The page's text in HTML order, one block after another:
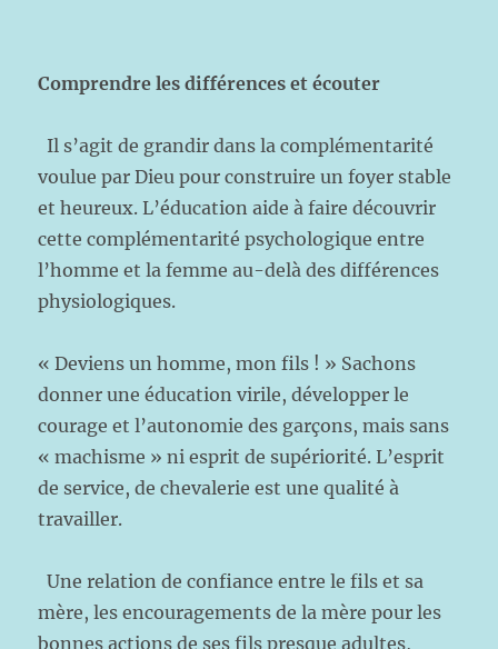
Comprendre les différences et écouter
Il s’agit de grandir dans la complémentarité
voulue par Dieu pour construire un foyer stable
et heureux. L’éducation aide à faire découvrir
cette complémentarité psychologique entre
l’homme et la femme au-delà des différences
physiologiques.
« Deviens un homme, mon fils ! » Sachons
donner une éducation virile, développer le
courage et l’autonomie des garçons, mais sans
« machisme » ni esprit de supériorité. L’esprit
de service, de chevalerie est une qualité à
travailler.
Une relation de confiance entre le fils et sa
mère, les encouragements de la mère pour les
bonnes actions de ses fils presque adultes,